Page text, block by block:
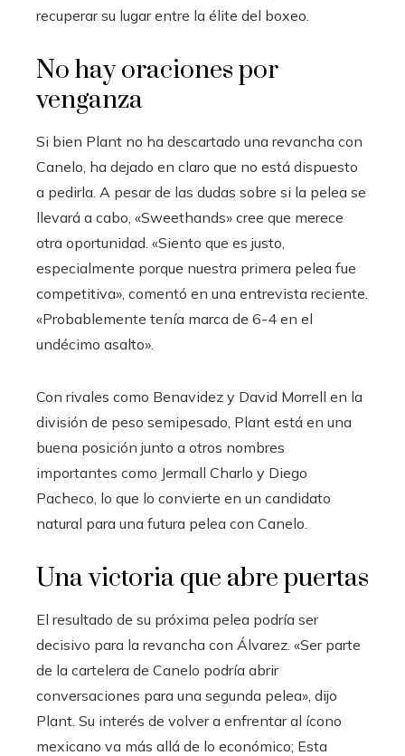
recuperar su lugar entre la élite del boxeo.
No hay oraciones por
venganza
Si bien Plant no ha descartado una revancha con
Canelo, ha dejado en claro que no está dispuesto
a pedirla. A pesar de las dudas sobre si la pelea se
llevará a cabo, «Sweethands» cree que merece
otra oportunidad. «Siento que es justo,
especialmente porque nuestra primera pelea fue
competitiva», comentó en una entrevista reciente.
«Probablemente tenía marca de 6-4 en el
undécimo asalto».
Con rivales como Benavidez y David Morrell en la
división de peso semipesado, Plant está en una
buena posición junto a otros nombres
importantes como Jermall Charlo y Diego
Pacheco, lo que lo convierte en un candidato
natural para una futura pelea con Canelo.
Una victoria que abre puertas
El resultado de su próxima pelea podría ser
decisivo para la revancha con Álvarez. «Ser parte
de la cartelera de Canelo podría abrir
conversaciones para una segunda pelea», dijo
Plant. Su interés de volver a enfrentar al ícono
mexicano va más allá de lo económico; Esta